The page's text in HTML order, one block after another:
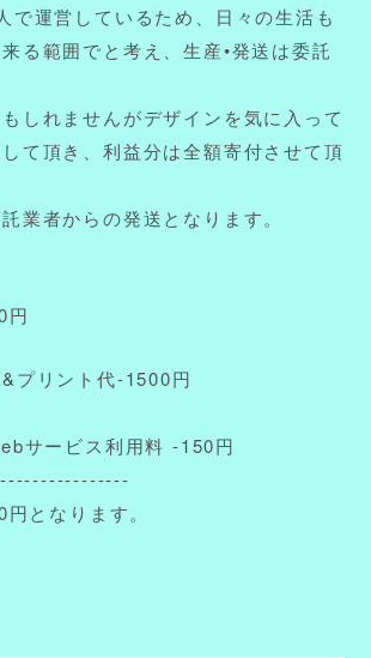
で運営しているため、日々の生活も
る範囲でと考え、生産•発送は委託
しれませんがデザインを気に入って
て頂き、利益分は全額寄付させて頂
業者からの発送となります。
円
プリント代-1500円
サービス利用料 -150円
となります。